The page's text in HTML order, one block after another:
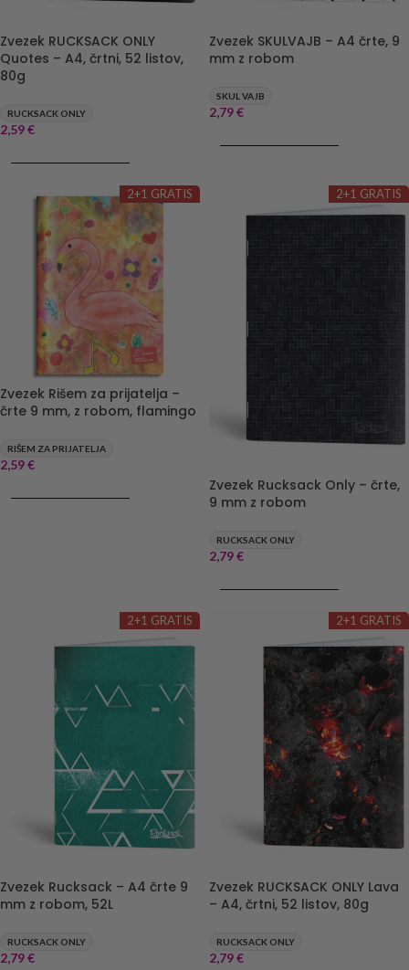
Zvezek RUCKSACK ONLY
Quotes – A4, črtni, 52 listov,
80g
RUCKSACK ONLY
2,59€
Zvezek SKULVAJB – A4 črte, 9
mm z robom
SKUL VAJB
2,79€
2+1 GRATIS
Zvezek Rišem za prijatelja –
črte 9 mm, z robom, flamingo
RIŠEM ZA PRIJATELJA
2,59€
2+1 GRATIS
Zvezek Rucksack Only – črte,
9 mm z robom
RUCKSACK ONLY
2,79€
2+1 GRATIS
Zvezek Rucksack – A4 črte 9
mm z robom, 52L
RUCKSACK ONLY
2,79€
2+1 GRATIS
Zvezek RUCKSACK ONLY Lava
– A4, črtni, 52 listov, 80g
RUCKSACK ONLY
2,79€